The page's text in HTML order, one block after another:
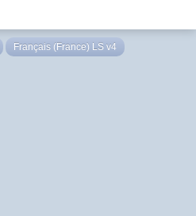
Français (France) LS v4